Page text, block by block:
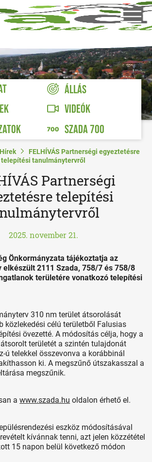
ÁLLÁS
VIDEÓK
SZADA 700
Hírek
FELHÍVÁS Partnerségi egyeztetésre
telepítési tanulmánytervről
Partnerségi
telepítési
2025. november 21.
Önkormányzata tájékoztatja az
2111 Szada, 758/7 és 758/8
területére vonatkozó telepítési
310 nm terület átsorolását
közlekedési célú területből Falusias
övezetté. A módosítás célja, hogy a
területét a szintén tulajdonát
ú telekkel összevonva a korábbinál
ki. A megszűnő útszakasszal a
megszűnik.
awww.szada.hu oldalon érhető el.
eszköz módosításával
kívánnak tenni, azt jelen közzététel
15 napon belül következő módon